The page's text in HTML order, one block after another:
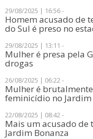
29/08/2025 | 16:56 -
Homem acusado de
do Sul é preso no
29/08/2025 | 13:11 -
Mulher é presa pela
drogas
26/08/2025 | 06:22 -
​Mulher é
feminicídio no Jardim
22/08/2025 | 08:42 -
Mais um acusado de
Jardim Bonanza